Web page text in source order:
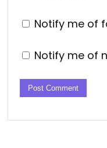
Notify me of
Notify me of